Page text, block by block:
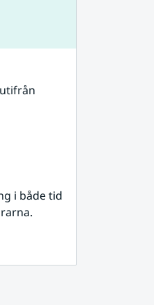
i både tid